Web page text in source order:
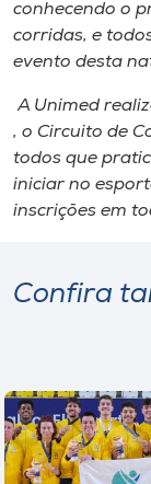
conhecendo o
corridas​,​ e
evento desta
​A ​Unimed
,​ o Circuito de
todos que
iniciar no
inscrições em
Confira